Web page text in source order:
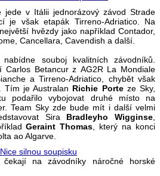
v Itálii jednorázový závod Strade
je však etapák Tirreno-Adriatico. Na
hvězdy jako například Contador,
Cancellara, Cavendish a další.
souboj kvalitních závodníků.
Carlos Betancur z AG2R La Mondiale
a Tirreno-Adriatico, chybět však
Tím je Australan Richie Porteze Sky,
podařilo vybojovat druhé místo na
Team Sky zde bude mít i další velmi
Sira Bradleyho Wigginse
Geraint Thomas , který na konci
ao Algarve.
čekají na závodníky náročné horské